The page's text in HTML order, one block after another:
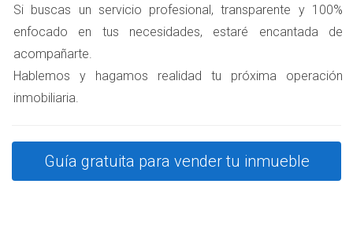
barrio puede ser decisivo para cerrar la venta.
CASO PRÁCTICO 3: EL
INVERSOR ASIÁTICO
interesado en adquirir propiedades en Madrid como
parte de su estrategia diversificada de inversión. Este
Si buscas un servicio profesional, transparente y 100%
enfocado en tus necesidades, estaré encantada de
acompañarte.
Hablemos y hagamos realidad tu próxima operación
inmobiliaria.
Guía gratuita para vender tu inmueble